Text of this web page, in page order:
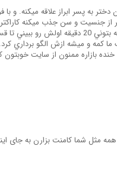
به پسر ابراز علاقه ميكنه. و
از جنسيت و سن جذب ميكنه
داستان با وجود باورپذيري كمش خوب در امده.اگه بتوني 20
كمه و ميشه ازش الگو برداري
بازاره ممنون از سايت خوبتون
مثل شما کامنت بزارن به جای